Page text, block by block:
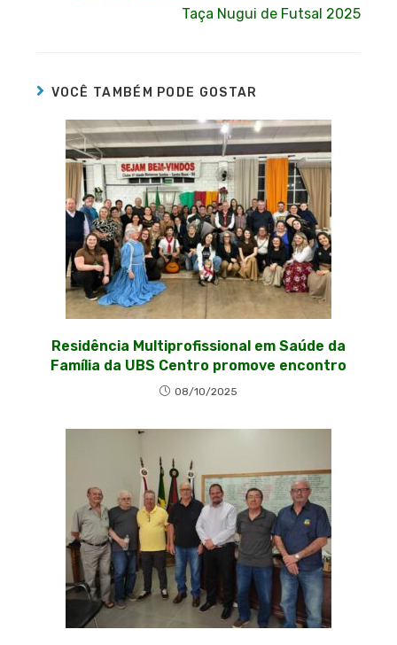
Taça Nugui de Futsal 2025
VOCÊ TAMBÉM PODE GOSTAR
Residência Multiprofissional em Saúde da
Família da UBS Centro promove encontro
08/10/2025